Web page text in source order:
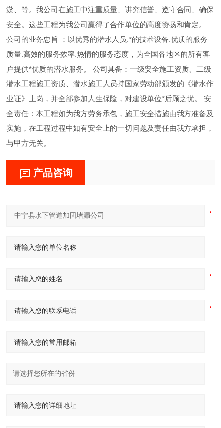
淤、等。我公司在施工中注重质量、讲究信誉、遵守合同、确保
安全。这些工程为我公司赢得了合作单位的高度赞扬和肯定。
公司的业务忠旨 ：以优秀的潜水人员.*的技术设备.优质的服务
质量.高效的服务效率.热情的服务态度，为全国各地区的所有客
户提供*优质的潜水服务。 公司具备：一级安全施工资质、二级
潜水工程施工资质、潜水施工人员持国家劳动部颁发的《潜水作
业证》上岗，并全部参加人生保险，对建设单位*后顾之忧。 安
全责任：本工程如为我方劳务承包，施工安全措施由我方准备及
实施，在工程过程中如有安全上的一切问题及责任由我方承担，
与甲方无关。
产品咨询